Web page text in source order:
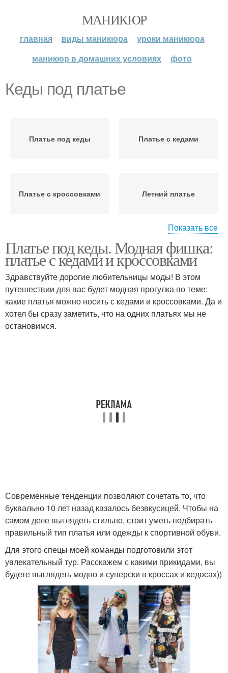
МАНИКЮР
главная виды маникюра
уроки маникюра
маникюр в домашних условиях
фото
Кеды под платье
Платье под кеды Платье с кедами
Платье с кроссовками Летний платье
Черное платье
Показать все
Платье под кеды. Модная фишка:
платье с кедами и кроссовками
Здравствуйте дорогие любительницы моды! В этом
путешествии для вас будет модная прогулка по теме:
какие платья можно носить с кедами и кроссовками. Да и
хотел бы сразу заметить, что на одних платьях мы не
остановимся.
Современные тенденции позволяют сочетать то, что
буквально 10 лет назад казалось безвкусицей. Чтобы на
самом деле выглядеть стильно, стоит уметь подбирать
правильный тип платья или одежды к спортивной обуви.
Для этого спецы моей команды подготовили этот
увлекательный тур. Расскажем с какими прикидами, вы
будете выглядеть модно и суперски в кроссах и кедосах))